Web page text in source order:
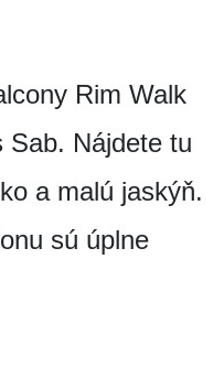
Rim Walk
Sab. Nájdete tu
a malú jaskýň.
sú úplne